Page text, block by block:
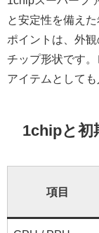
と安定性を備え
ポイントは、外
チップ形状です
アイテムとしても
1chipと初
項目